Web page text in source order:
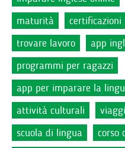
maturità
trovare lavoro
app
programmi per ragazzi
app per imparare la
attività culturali
scuola di lingua
corso